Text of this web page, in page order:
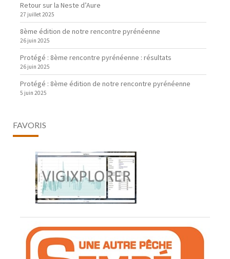
Retour sur la Neste d’Aure
27 juillet 2025
8ème édition de notre rencontre pyrénéenne
26 juin 2025
Protégé : 8ème rencontre pyrénéenne : résultats
26 juin 2025
Protégé : 8ème édition de notre rencontre pyrénéenne
5 juin 2025
FAVORIS